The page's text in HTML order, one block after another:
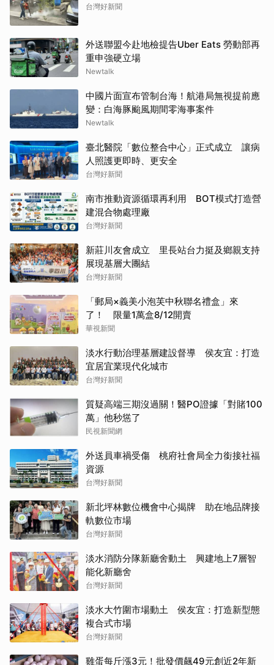
台灣好新聞
外送聯盟今赴地檢提告Uber Eats 勞動部再
重申強硬立場
Newtalk
中國片面宣布管制台海！航港局無視提前應
變：白海豚颱風期間零海事案件
Newtalk
臺北醫院「數位整合中心」正式成立 讓病
人照護更即時、更安全
台灣好新聞
南市推動資源循環再利用 BOT模式打造營
建混合物處理廠
台灣好新聞
新莊川友會成立 里長站台力挺及鄉親支持
展現基層大團結
台灣好新聞
「郵局×義美小泡芙中秋聯名禮盒」來
了！ 限量1萬盒8/12開賣
華視新聞
淡水行動治理基層建設督導 侯友宜：打造
宜居宜業現代化城市
台灣好新聞
質疑高端三期沒過關！醫PO證據「對賭100
萬」他秒慫了
民視新聞網
外送員車禍受傷 桃府社會局全力銜接社福
資源
台灣好新聞
新北坪林數位機會中心揭牌 助在地品牌接
軌數位市場
台灣好新聞
淡水消防分隊新廳舍動土 興建地上7層智
能化新廳舍
台灣好新聞
淡水大竹圍市場動土 侯友宜：打造新型態
複合式市場
台灣好新聞
雞蛋每斤漲3元！批發價飆49元創近2年新